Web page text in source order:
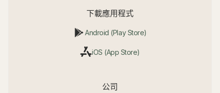
下載應用程式
Android (Play Store)
iOS (App Store)
公司